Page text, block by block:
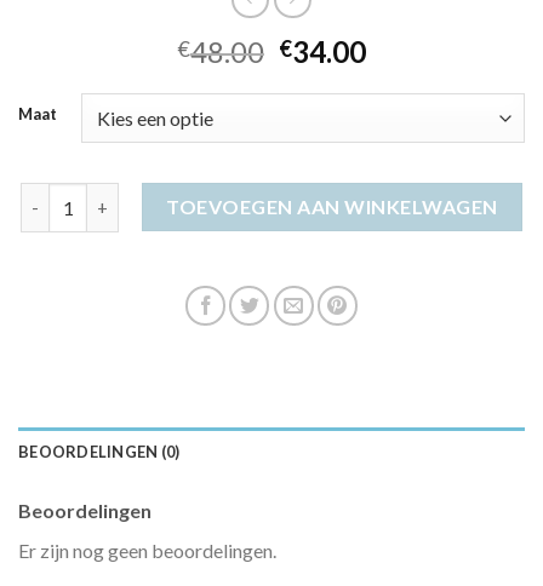
€48.00 €34.00
Maat
rode jurk dames aantalTOEVOEGEN AAN WINKELWAGEN
BEOORDELINGEN (0)
Beoordelingen
Er zijn nog geen beoordelingen.